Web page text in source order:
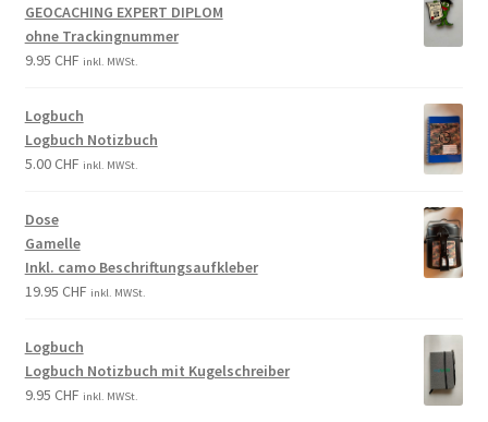
GEOCACHING EXPERT DIPLOM
ohne Trackingnummer
9.95 CHF inkl. MWSt.
Logbuch
Logbuch Notizbuch
5.00CHF inkl. MWSt.
Dose
Gamelle
Inkl. camo Beschriftungsaufkleber
19.95 CHF inkl. MWSt.
Logbuch
Logbuch Notizbuch mit Kugelschreiber
9.95 CHF inkl. MWSt.